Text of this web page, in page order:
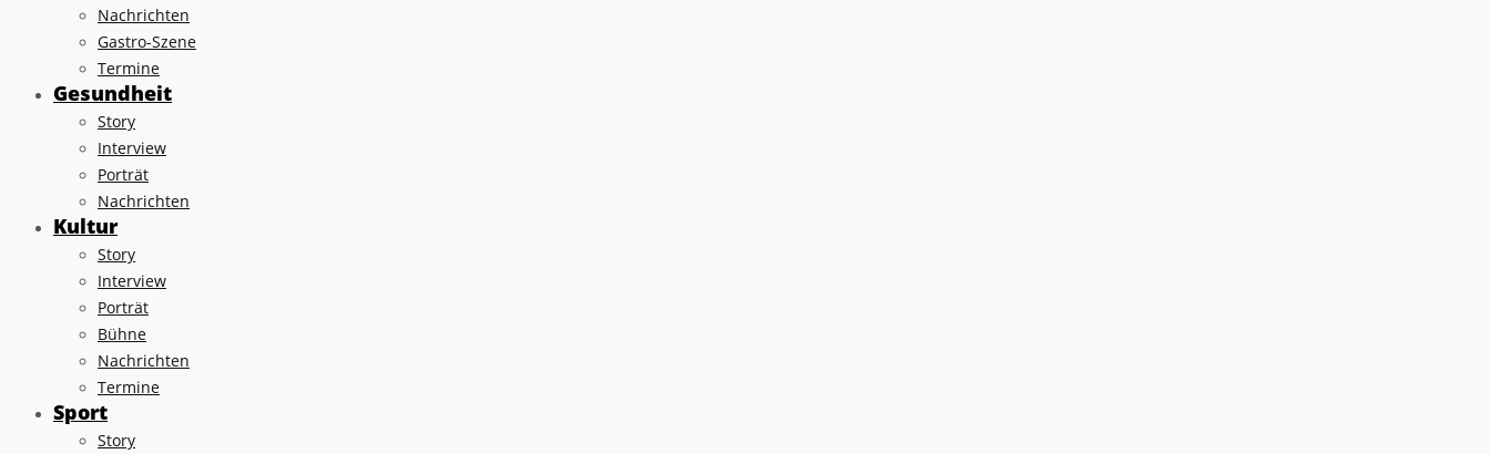
Nachrichten
Gastro-Szene
Termine
Gesundheit
Story
Interview
Porträt
Nachrichten
Kultur
Story
Interview
Porträt
Bühne
Nachrichten
Termine
Sport
Story